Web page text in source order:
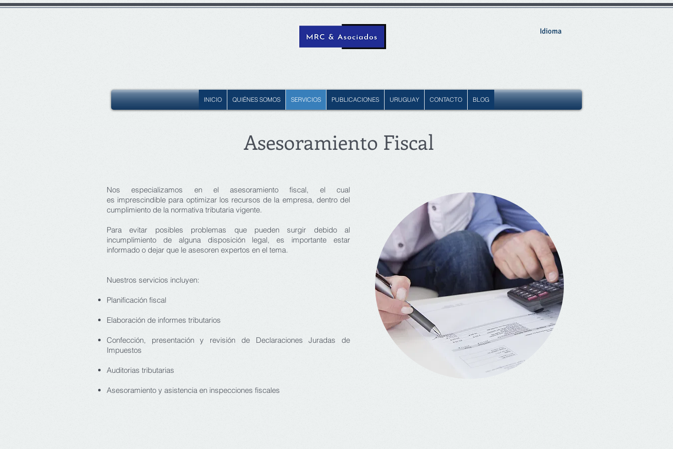
Idioma
INICIO QUIÉNES SOMOS SERVICIOS PUBLICACIONES URUGUAY CONTACTO BLOG
Asesoramiento Fiscal
Nos especializamos en el asesoramiento fiscal, el cual
es imprescindible para optimizar los recursos de la empresa, dentro del
cumplimiento de la normativa tributaria vigente.
Para evitar posibles problemas que pueden surgir debido al
incumplimiento de alguna disposición legal, es importante estar
informado o dejar que le asesoren expertos en el tema.
Nuestros servicios incluyen:
Planificación fiscal
Elaboración de informes tributarios
Confección, presentación y revisión de Declaraciones Juradas de
Impuestos
Auditorias tributarias
Asesoramiento y asistencia en inspecciones fiscales